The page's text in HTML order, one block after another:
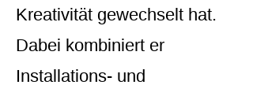
Kreativität gewechselt hat.
Dabei kombiniert er
Installations- und